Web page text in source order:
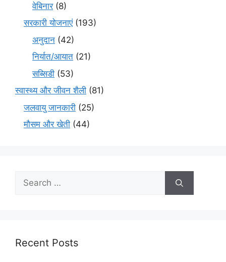
वेबिनार(8)
सरकारी योजनाएं(193)
अनुदान (42)
निर्यात/आयात (21)
सब्सिडी (53)
स्वास्थ्य और जीवन शैली (81)
जलवायु जानकारी (25)
मौसम और खेती (44)
Recent Posts